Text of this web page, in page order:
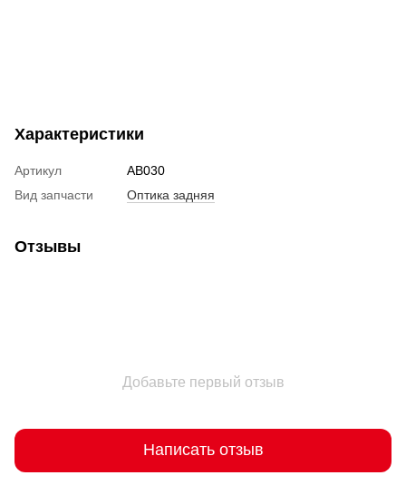
Характеристики
Артикул
AB030
Вид запчасти
Оптика задняя
Отзывы
Добавьте первый отзыв
Написать отзыв